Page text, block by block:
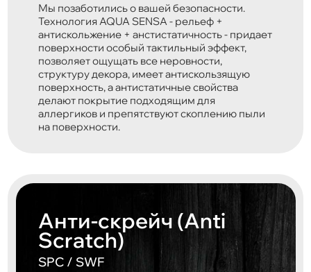
Мы позаботились о вашей безопасности.
Технология AQUA SENSA - рельеф +
антискольжение + анстистатичность - придает
поверхности особый тактильный эффект,
позволяет ощущать все неровности,
структуру декора, имеет антискользящую
поверхность, а антистатичные свойства
делают покрытие подходящим для
аллергиков и препятствуют скоплению пыли
на поверхности.
Анти-скрейч (Anti
Scratch)
SPC / SWF